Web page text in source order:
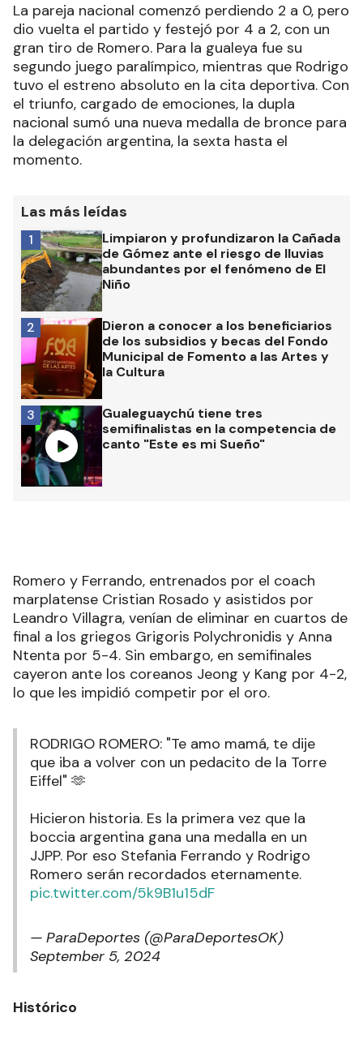
La pareja nacional comenzó perdiendo 2 a 0, pero
dio vuelta el partido y festejó por 4 a 2, con un
gran tiro de Romero. Para la gualeya fue su
segundo juego paralímpico, mientras que Rodrigo
tuvo el estreno absoluto en la cita deportiva. Con
el triunfo, cargado de emociones, la dupla
nacional sumó una nueva medalla de bronce para
la delegación argentina, la sexta hasta el
momento.
Las más leídas
Limpiaron y profundizaron la Cañada
de Gómez ante el riesgo de lluvias
abundantes por el fenómeno de El
Niño
1
Dieron a conocer a los beneficiarios
de los subsidios y becas del Fondo
Municipal de Fomento a las Artes y
la Cultura
2
Gualeguaychú tiene tres
semifinalistas en la competencia de
canto "Este es mi Sueño"
3
Romero y Ferrando, entrenados por el coach
marplatense Cristian Rosado y asistidos por
Leandro Villagra, venían de eliminar en cuartos de
final a los griegos Grigoris Polychronidis y Anna
Ntenta por 5-4. Sin embargo, en semifinales
cayeron ante los coreanos Jeong y Kang por 4-2,
lo que les impidió competir por el oro.
RODRIGO ROMERO: "Te amo mamá, te dije
que iba a volver con un pedacito de la Torre
Eiffel" 🫶
Hicieron historia. Es la primera vez que la
boccia argentina gana una medalla en un
JJPP. Por eso Stefania Ferrando y Rodrigo
Romero serán recordados eternamente.
pic.twitter.com/5k9B1u15dF
— ParaDeportes (@ParaDeportesOK)
September 5, 2024
Histórico